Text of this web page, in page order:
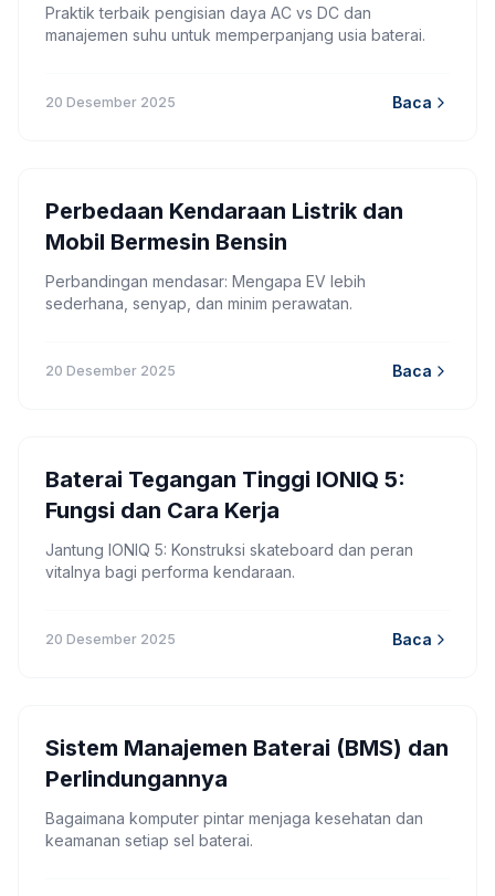
Praktik terbaik pengisian daya AC vs DC dan
manajemen suhu untuk memperpanjang usia baterai.
20 Desember 2025 Baca
Perbedaan Kendaraan Listrik dan
Mobil Bermesin Bensin
Perbandingan mendasar: Mengapa EV lebih
sederhana, senyap, dan minim perawatan.
20 Desember 2025 Baca
Baterai Tegangan Tinggi IONIQ 5:
Fungsi dan Cara Kerja
Jantung IONIQ 5: Konstruksi skateboard dan peran
vitalnya bagi performa kendaraan.
20 Desember 2025 Baca
Sistem Manajemen Baterai (BMS) dan
Perlindungannya
Bagaimana komputer pintar menjaga kesehatan dan
keamanan setiap sel baterai.